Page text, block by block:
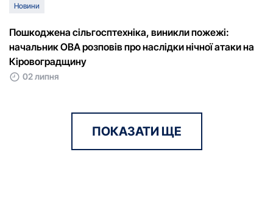
Новини
Пошкоджена сільгосптехніка, виникли пожежі:
начальник ОВА розповів про наслідки нічної атаки на
Кіровоградщину
02 липня
ПОКАЗАТИ ЩЕ